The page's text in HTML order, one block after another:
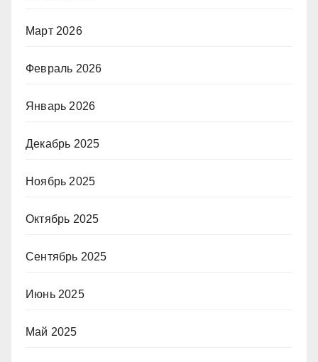
Март 2026
Февраль 2026
Январь 2026
Декабрь 2025
Ноябрь 2025
Октябрь 2025
Сентябрь 2025
Июнь 2025
Май 2025